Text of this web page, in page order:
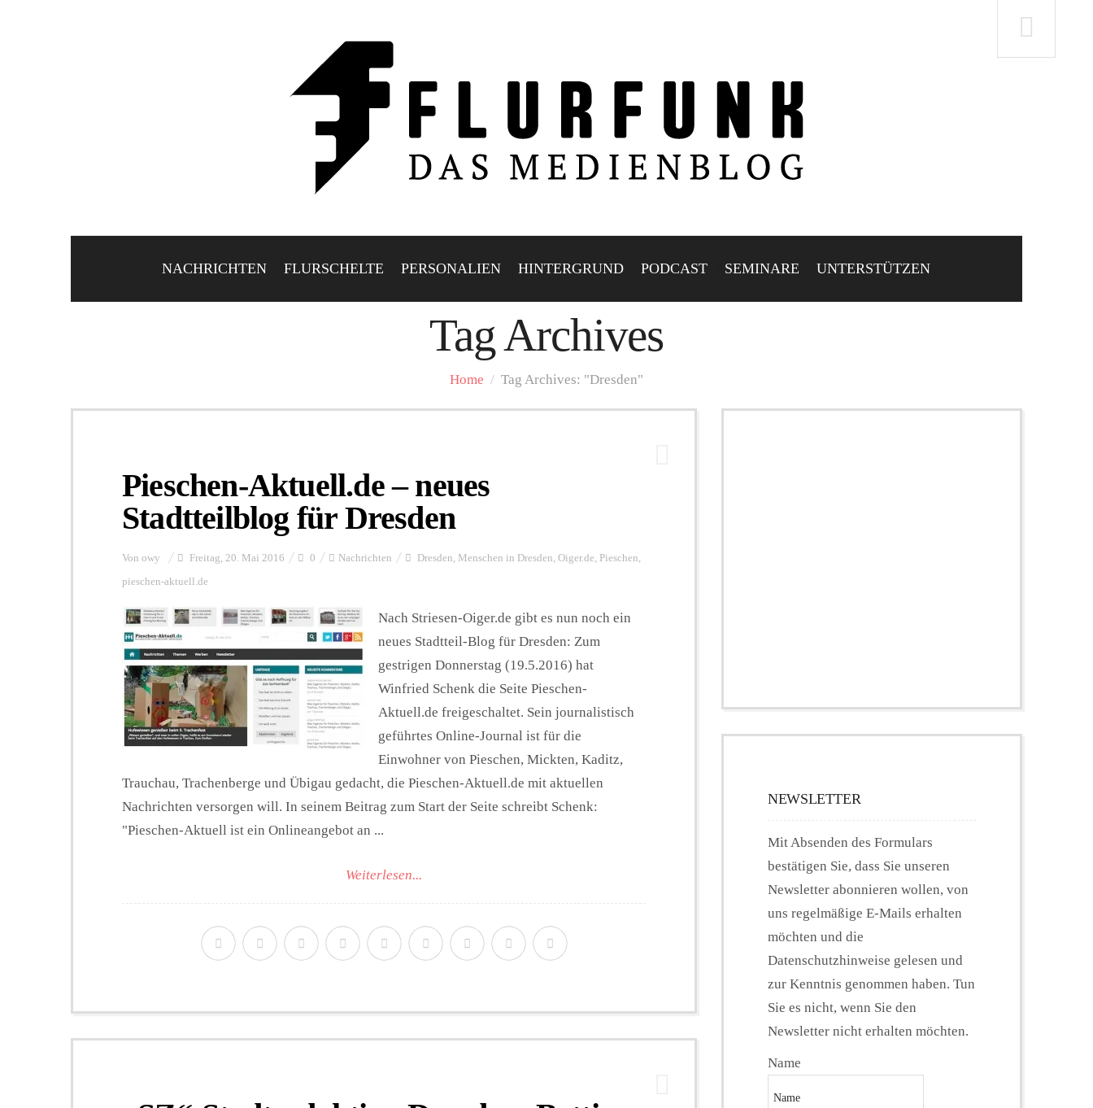
NACHRICHTEN FLURSCHELTE PERSONALIEN HINTERGRUND PODCAST SEMINARE UNTERSTÜTZEN
Tag Archives
Home / Tag Archives: "Dresden"
Pieschen-Aktuell.de – neues
Stadtteilblog für Dresden
Von owy Freitag, 20. Mai 2016 0 Nachrichten Dresden, Menschen in Dresden, Oiger.de, Pieschen,
pieschen-aktuell.de
Nach Striesen-Oiger.de gibt es nun noch ein
neues Stadtteil-Blog für Dresden: Zum
gestrigen Donnerstag (19.5.2016) hat
Winfried Schenk die Seite Pieschen-
Aktuell.de freigeschaltet. Sein journalistisch
geführtes Online-Journal ist für die
Einwohner von Pieschen, Mickten, Kaditz,
Trauchau, Trachenberge und Übigau gedacht, die Pieschen-Aktuell.de mit aktuellen
Nachrichten versorgen will. In seinem Beitrag zum Start der Seite schreibt Schenk:
"Pieschen-Aktuell ist ein Onlineangebot an ...
Weiterlesen...
NEWSLETTER
Mit Absenden des Formulars
bestätigen Sie, dass Sie unseren
Newsletter abonnieren wollen, von
uns regelmäßige E-Mails erhalten
möchten und die
Datenschutzhinweise gelesen und
zur Kenntnis genommen haben. Tun
Sie es nicht, wenn Sie den
Newsletter nicht erhalten möchten.
Name